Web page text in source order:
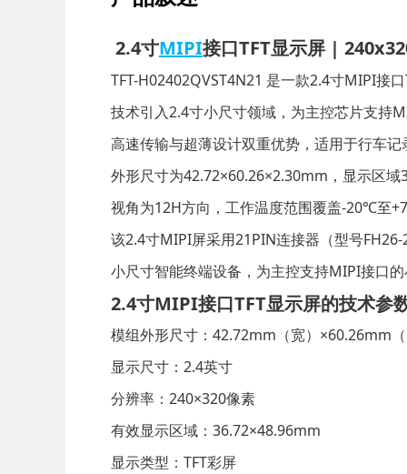
2.4寸MIPI接口TFT显示屏 |
TFT-H02402QVST4N21 是一款2.4寸MIPI接
技术引入2.4寸小尺寸领域，为主控芯片支持
高速传输与超薄设计双重优势，适用于行车
外形尺寸为42.72×60.26×2.30mm，显示区
视角为12H方向，工作温度范围覆盖-20℃至
该2.4寸MIPI屏采用21PIN连接器（型号
小尺寸智能终端设备，为主控支持MIPI接口
2.4寸MIPI接口TFT显示屏的技术参
模组外形尺寸：42.72mm（宽）×60.26mm
显示尺寸：2.4英寸
分辨率：240×320像素
有效显示区域：36.72×48.96mm
显示类型：TFT彩屏